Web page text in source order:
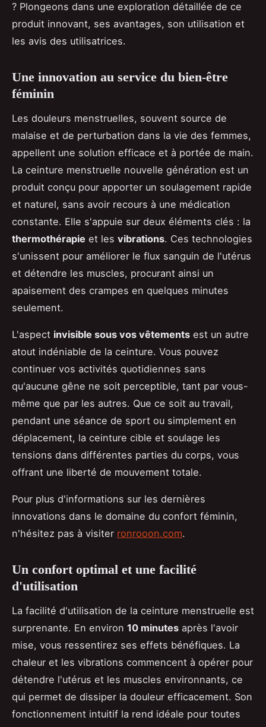
? Plongeons dans une exploration détaillée de ce
produit innovant, ses avantages, son utilisation et
les avis des utilisatrices.
Une innovation au service du bien-être
féminin
Les douleurs menstruelles, souvent source de
malaise et de perturbation dans la vie des femmes,
appellent une solution efficace et à portée de main.
La ceinture menstruelle nouvelle génération est un
produit conçu pour apporter un soulagement rapide
et naturel, sans avoir recours à une médication
constante. Elle s'appuie sur deux éléments clés : la
thermothérapie et les vibrations. Ces technologies
s'unissent pour améliorer le flux sanguin de l'utérus
et détendre les muscles, procurant ainsi un
apaisement des crampes en quelques minutes
seulement.
L'aspect invisible sous vos vêtements est un autre
atout indéniable de la ceinture. Vous pouvez
continuer vos activités quotidiennes sans
qu'aucune gêne ne soit perceptible, tant par vous-
même que par les autres. Que ce soit au travail,
pendant une séance de sport ou simplement en
déplacement, la ceinture cible et soulage les
tensions dans différentes parties du corps, vous
offrant une liberté de mouvement totale.
Pour plus d'informations sur les dernières
innovations dans le domaine du confort féminin,
n'hésitez pas à visiter ronrooon.com.
Un confort optimal et une facilité
d'utilisation
La facilité d'utilisation de la ceinture menstruelle est
surprenante. En environ 10 minutes après l'avoir
mise, vous ressentirez ses effets bénéfiques. La
chaleur et les vibrations commencent à opérer pour
détendre l'utérus et les muscles environnants, ce
qui permet de dissiper la douleur efficacement. Son
fonctionnement intuitif la rend idéale pour toutes